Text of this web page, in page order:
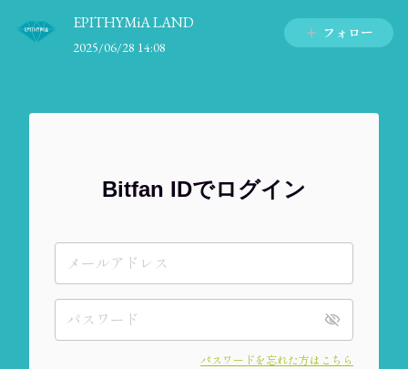
EPITHYMiA LAND
2025/06/28 14:08
フォロー
Bitfan IDでログイン
パスワードを忘れた方はこちら